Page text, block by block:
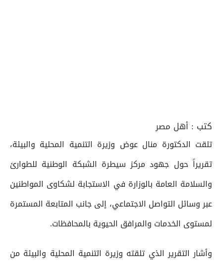
كتب : أهل مصر
تلقت الدكتورة منال عوض وزيرة التنمية المحلية والبيئة،
تقريراً حول جهود مركز سيطرة الشبكة الوطنية للطوارئ
والسلامة العامة بالوزارة في الاستجابة لشكاوى المواطنين
عبر وسائل التواصل الاجتماعي، إلى جانب المتابعة المستمرة
لمستوى الخدمات والمرافق الحيوية بالمحافظات.
وأشار التقرير الذي تلقته وزيرة التنمية المحلية والبيئة من